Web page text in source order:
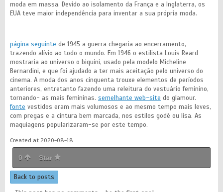
moda em massa. Devido ao isolamento da França e a Inglaterra, os
EUA teve maior independência para inventar a sua própria moda.
página seguinte de 1945 a guerra chegaria ao encerramento,
trazendo alívio ao todo o mundo. Em 1946 o estilista Louis Reard
mostraria ao universo o biquíni, usado pela modelo Micheline
Bernardini, e que foi ajudado a ter mais aceitação pelo universo do
cinema. A moda dos anos cinquenta trouxe elementos de períodos
anteriores, entretanto fazendo uma releitura do vestuário feminino,
tornando- as mais femininas. semelhante web-site do glamour.
fonte vestidos eram mais volumosos e ao mesmo tempo mais leves,
com pregas e a cintura bem marcada, nos estilos godê ou lisa. As
maquiagens popularizaram-se por este tempo.
Created at 2020-08-18
0 Star
Back to posts